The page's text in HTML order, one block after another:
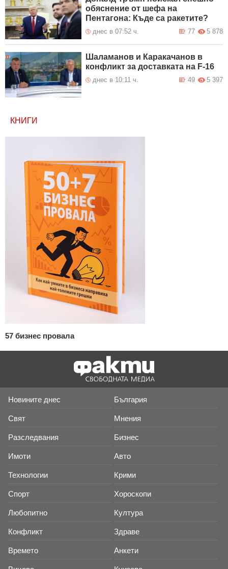
обяснение от шефа на
Пентагона: Къде са ракетите?
днес в 07:52 ч. 5 878
77
Шаламанов и Каракачанов в
конфликт за доставката на F-16
днес в 10:11 ч. 5 397
49
КНИГИ
57 бизнес провала
Новините днес България
Свят Мнения
Разследвания Бизнес
Имоти Авто
Технологии Крими
Спорт Хороскопи
Любопитно Култура
Конфликт Здраве
Времето Анкети